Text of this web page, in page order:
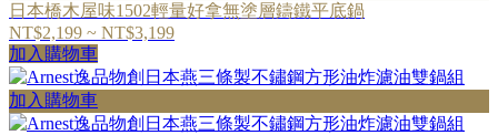
日本橋木屋味1502輕量好拿無塗層鑄鐵平底鍋
NT$2,199 ~ NT$3,199
加入購物車
加入購物車